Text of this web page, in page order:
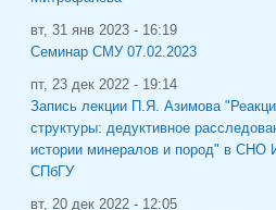
вт, 31 янв 2023 - 16:19
Семинар СМУ 07.02.2023
пт, 23 дек 2022 - 19:14
Запись лекции П.Я. Азимова
структуры: дедуктивное
истории минералов и пород" в СНО
СПбГУ
вт, 20 дек 2022 - 12:05